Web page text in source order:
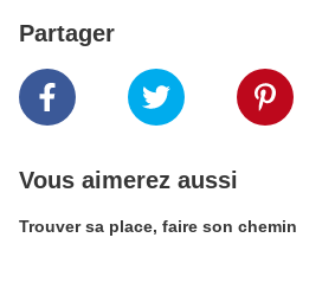
Partager
Vous aimerez aussi
Trouver sa place, faire son chemin